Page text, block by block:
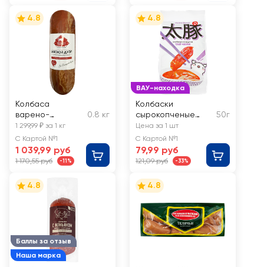
4.8
Колбаса
варено-
копченая
БЕЛАРУСКIЯ
РЭЦЭПТЫ
Сервелат
Мясной дуэт,
весовая
0.8 кг
1 299,99 ₽ за 1 кг
С Картой №1
1 039,99 руб
1 170,55 руб -11%
ВАУ-находка
4.8
Колбаски
сырокопченые
ДЫМОВ со вкусом
Тай Чили
50г
Цена за 1 шт
С Картой №1
79,99 руб
121,09 руб -33%
Баллы за отзыв
Наша марка
4.8 4.8